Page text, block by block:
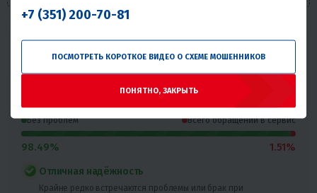
Без проблем Всего обращений в сервис
98.49% 1.51%
Отличная надёжность
Крайне редко встречаются проблемы или брак при
+7 (351) 200-70-81
ПОСМОТРЕТЬ КОРОТКОЕ ВИДЕО О СХЕМЕ МОШЕННИКОВ
ПОНЯТНО, ЗАКРЫТЬ